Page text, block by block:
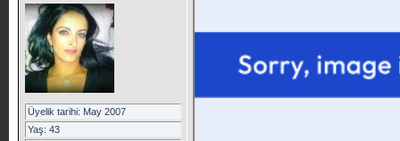
Üyelik tarihi: May 2007
Yaş: 43